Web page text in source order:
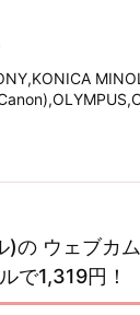
)の ウェブカ
で1,319円！